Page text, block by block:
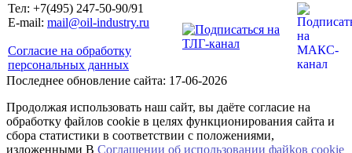
Тел: +7(495) 247-50-90/91
E-mail: mail@oil-industry.ru
Согласие на обработку
персональных данных
Последнее обновление сайта: 17-06-2026
Продолжая использовать наш сайт, вы даёте согласие на
обработку файлов cookie в целях функционирования сайта и
сбора статистики в соответствии с положениями,
изложенными В Соглашении об использовании файkов cookie